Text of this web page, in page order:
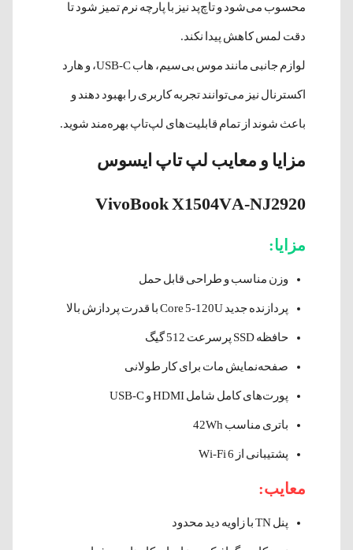
محسوب می‌شود و تاچ‌پد نیز با پارچه نرم تمیز شود تا
دقت لمس کاهش پیدا نکند.
لوازم جانبی مانند موس بی‌سیم، هاب USB-C، و هارد
اکسترنال نیز می‌توانند تجربه کاربری را بهبود دهند و
باعث شوند از تمام قابلیت‌های لپ‌تاپ بهره‌مند شوید.
مزایا و معایب لپ تاپ ایسوس
VivoBook X1504VA-NJ2920
مزایا:
وزن مناسب و طراحی قابل حمل
پردازنده جدید Core 5-120U با قدرت پردازش بالا
حافظه SSD پرسرعت 512 گیگ
صفحه‌نمایش مات برای کار طولانی
پورت‌های کامل شامل HDMI و USB-C
باتری مناسب 42Wh
پشتیبانی از Wi-Fi 6
معایب:
پنل TN با زاویه دید محدود